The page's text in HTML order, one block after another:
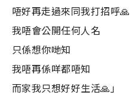
唔好再走過來同我打招呼🙏
我唔會公開任何人名
只係想你哋知
我唔再係咩都唔知
而家我只想好好生活🙏」